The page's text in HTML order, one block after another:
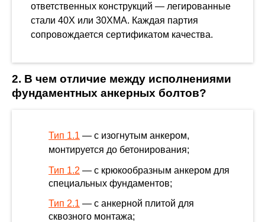
ответственных конструкций — легированные
стали 40Х или 30ХМА. Каждая партия
сопровождается сертификатом качества.
2. В чем отличие между исполнениями
фундаментных анкерных болтов?
Тип 1.1 — с изогнутым анкером,
монтируется до бетонирования;
Тип 1.2 — с крюкообразным анкером для
специальных фундаментов;
Тип 2.1 — с анкерной плитой для
сквозного монтажа;